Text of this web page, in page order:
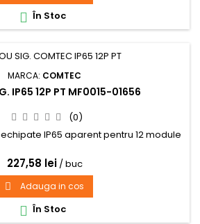
 În Stoc
MARCA: COMTEC
IP65 12P PT MF0015-01656
(0)
IP65 aparent pentru 12 module
227,58 lei / buc
 Adauga in cos
 În Stoc